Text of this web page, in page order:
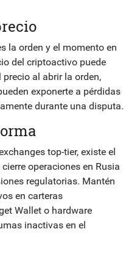
la orden y el momento en
del criptoactivo puede
al abrir la orden,
exponerte a pérdidas
durante una disputa.
top-tier, existe el
operaciones en Rusia
regulatorias. Mantén
en carteras
Wallet o hardware
inactivas en el